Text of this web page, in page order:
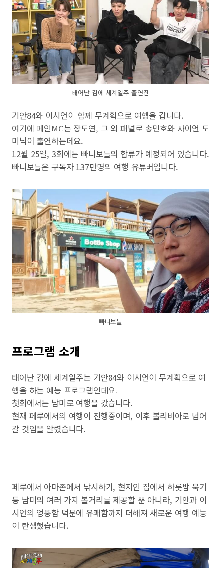
태어난 김에 세계일주 출연진
기안84와 이시언이 함께 무계획으로 여행을 갑니다.
여기에 메인MC는 장도연, 그 외 패널로 송민호와 사이언 도
미닉이 출연하는데요.
12월 25일, 3회에는 빠니보틀의 합류가 예정되어 있습니다.
빠니보틀은 구독자 137만명의 여행 유튜버입니다.
빠니보틀
프로그램 소개
태어난 김에 세계일주는 기안84와 이시언이 무계획으로 여
행을 하는 예능 프로그램인데요.
첫회에서는 남미로 여행을 갔습니다.
현재 페루에서의 여행이 진행중이며, 이후 볼리비아로 넘어
갈 것임을 알렸습니다.
페루에서 아마존에서 낚시하기, 현지인 집에서 하룻밤 묵기
등 남미의 여러 가지 볼거리를 제공할 뿐 아니라, 기안과 이
시언의 엉뚱함 덕분에 유쾌함까지 더해져 새로운 여행 예능
이 탄생했습니다.